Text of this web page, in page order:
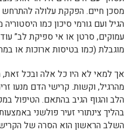
מסכן חיים. הפקקת עלולה
הגיל ועם גורמי סיכון כמו
עמוקים, סרטן או אי ספיקת לב”
מוגבלת (כמו בטיסות ארוכות או
מהרגיל, וקשות. קרישי הדם מנעו
הלב והגוף הגיב בהתאם. הטיפול
בהליך צינתורי זעיר פולשני
השלב הראשון הוא הסרה של